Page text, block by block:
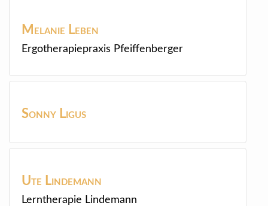
Melanie Leben
Ergotherapiepraxis Pfeiffenberger
Sonny Ligus
Ute Lindemann
Lerntherapie Lindemann